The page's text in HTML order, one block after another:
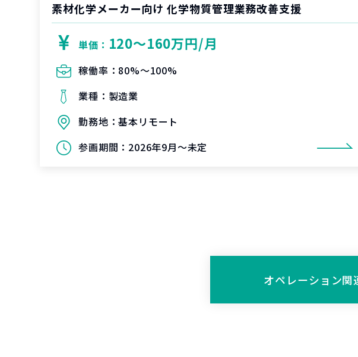
素材化学メーカー向け 化学物質管理業務改善支援
単価： 120〜160万円/月
稼働率： 80%〜100%
業種： 製造業
勤務地：基本リモート
参画期間： 2026年9月～未定
オペレーション関